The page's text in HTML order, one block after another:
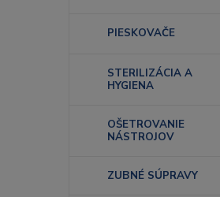
PIESKOVAČE
STERILIZÁCIA A
HYGIENA
OŠETROVANIE
NÁSTROJOV
ZUBNÉ SÚPRAVY